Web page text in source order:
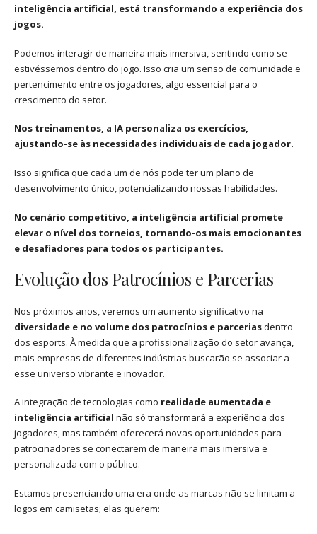
inteligência artificial, está transformando a experiência dos
jogos.
Podemos interagir de maneira mais imersiva, sentindo como se
estivéssemos dentro do jogo. Isso cria um senso de comunidade e
pertencimento entre os jogadores, algo essencial para o
crescimento do setor.
Nos treinamentos, a IA personaliza os exercícios,
ajustando-se às necessidades individuais de cada jogador.
Isso significa que cada um de nós pode ter um plano de
desenvolvimento único, potencializando nossas habilidades.
No cenário competitivo, a inteligência artificial promete
elevar o nível dos torneios, tornando-os mais emocionantes
e desafiadores para todos os participantes.
Evolução dos Patrocínios e Parcerias
Nos próximos anos, veremos um aumento significativo na
diversidade e no volume dos patrocínios e parceriasdentro
dos esports. À medida que a profissionalização do setor avança,
mais empresas de diferentes indústrias buscarão se associar a
esse universo vibrante e inovador.
A integração de tecnologias como realidade aumentada e
inteligência artificial não só transformará a experiência dos
jogadores, mas também oferecerá novas oportunidades para
patrocinadores se conectarem de maneira mais imersiva e
personalizada com o público.
Estamos presenciando uma era onde as marcas não se limitam a
logos em camisetas; elas querem: